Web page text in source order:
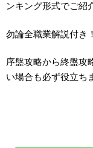
ンキング形式でご紹
勿論全職業解説付き！
序盤攻略から終盤攻
い場合も必ず役立ち